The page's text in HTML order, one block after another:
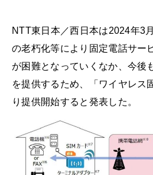
NTT東日本／西日本は2024年3
の老朽化等により固定電話サー
が困難となっていくなか、今後
を提供するため、「ワイヤレス
り提供開始すると発表した。